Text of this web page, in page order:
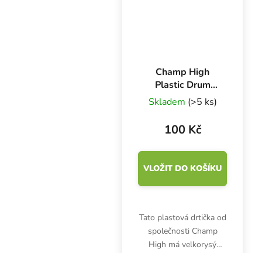
Champ High
Plastic Drum
Grinder DL12,
čtyřdílná plastová
drtička, 63 mm -
MIX BAREV
Skladem (>5 ks)
100 Kč
VLOŽIT DO KOŠÍKU
Tato plastová drtička od
společnosti Champ
High má velkorysý